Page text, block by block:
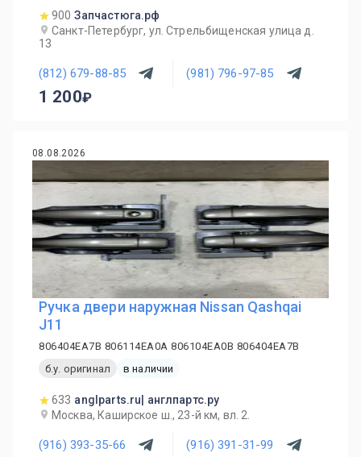
900 Запчастюга.рф
Санкт-Петербург, ул. Стрельбищенская улица д.
13
(812) 679-88-85 (981) 796-97-85
1 200
08.08.2026
Ручка двери наружная Nissan Qashqai
J11
806404EA7B 806114EA0A 806104EA0B 806404EA7B
б.у. оригинал
в наличии
633 anglparts.ru| англпартс.ру
Москва, Каширское ш., 23-й км, вл. 2.
(916) 393-35-66 (916) 391-31-99